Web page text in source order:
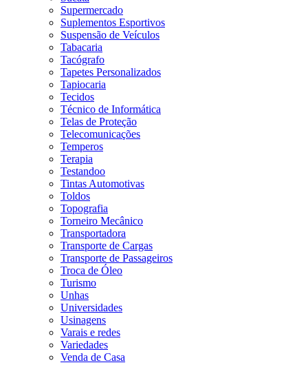
Supermercado
Suplementos Esportivos
Suspensão de Veículos
Tabacaria
Tacógrafo
Tapetes Personalizados
Tapiocaria
Tecidos
Técnico de Informática
Telas de Proteção
Telecomunicações
Temperos
Terapia
Testandoo
Tintas Automotivas
Toldos
Topografia
Torneiro Mecânico
Transportadora
Transporte de Cargas
Transporte de Passageiros
Troca de Óleo
Turismo
Unhas
Universidades
Usinagens
Varais e redes
Variedades
Venda de Casa